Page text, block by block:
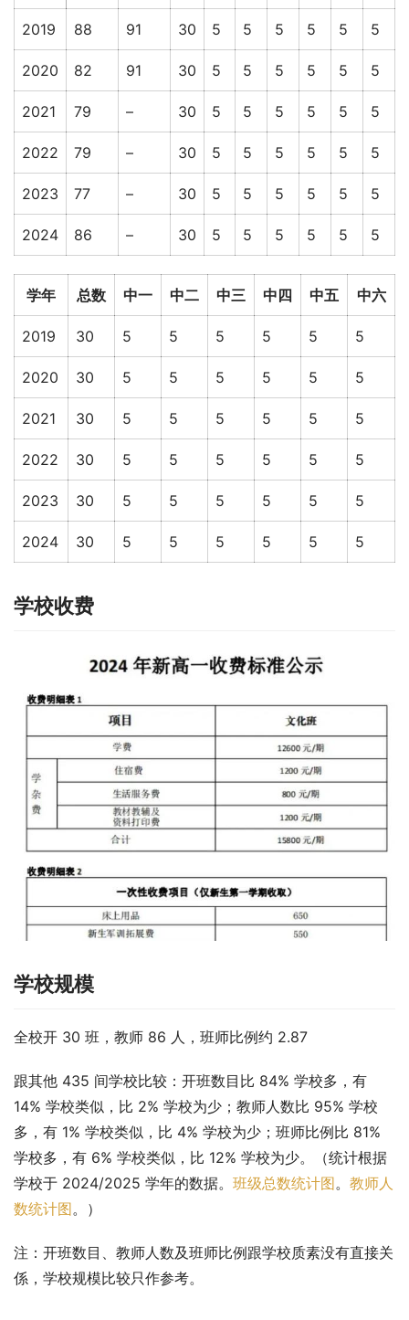
2019 88 91 30 5 5 5 5 5 5
2020 82 91 30 5 5 5 5 5 5
2021 79 – 30 5 5 5 5 5 5
2022 79 – 30 5 5 5 5 5 5
2023 77 – 30 5 5 5 5 5 5
2024 86 – 30 5 5 5 5 5 5
学年 总数 中一 中二 中三 中四 中五 中六
2019 30 5 5 5 5 5 5
2020 30 5 5 5 5 5 5
2021 30 5 5 5 5 5 5
2022 30 5 5 5 5 5 5
2023 30 5 5 5 5 5 5
2024 30 5 5 5 5 5 5
学校收费
学校规模
全校开 30 班，教师 86 人，班师比例约 2.87
跟其他 435 间学校比较：开班数目比 84% 学校多，有
14% 学校类似，比 2% 学校为少；教师人数比 95% 学校
多，有 1% 学校类似，比 4% 学校为少；班师比例比 81%
学校多，有 6% 学校类似，比 12% 学校为少。（统计根据
学校于 2024/2025 学年的数据。 班级总数统计图。 教师人
数统计图。）
注：开班数目、教师人数及班师比例跟学校质素没有直接关
係，学校规模比较只作参考。